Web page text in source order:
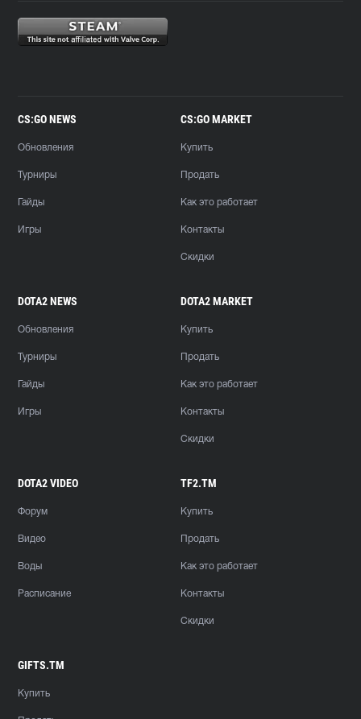
CS:GO NEWS
Обновления
Турниры
Гайды
Игры
CS:GO MARKET
Купить
Продать
Как это работает
Контакты
Скидки
DOTA2 NEWS
Обновления
Турниры
Гайды
Игры
DOTA2 MARKET
Купить
Продать
Как это работает
Контакты
Скидки
DOTA2 VIDEO
Форум
Видео
Воды
Расписание
TF2.TM
Купить
Продать
Как это работает
Контакты
Скидки
GIFTS.TM
Купить